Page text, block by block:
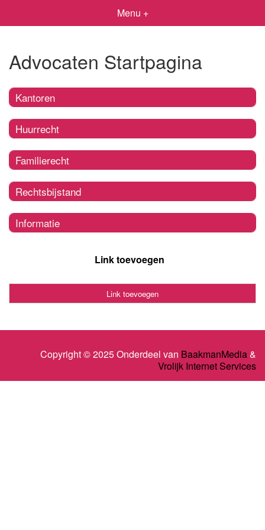
Menu +
Advocaten Startpagina
Kantoren
Huurrecht
Familierecht
Rechtsbijstand
Informatie
Link toevoegen
Link toevoegen
Copyright © 2025 Onderdeel van BaakmanMedia&
Vrolijk Internet Services